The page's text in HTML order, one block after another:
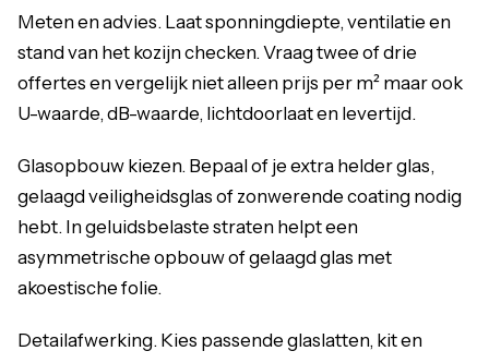
Meten en advies. Laat sponningdiepte, ventilatie en
stand van het kozijn checken. Vraag twee of drie
offertes en vergelijk niet alleen prijs per m² maar ook
U-waarde, dB-waarde, lichtdoorlaat en levertijd.
Glasopbouw kiezen. Bepaal of je extra helder glas,
gelaagd veiligheidsglas of zonwerende coating nodig
hebt. In geluidsbelaste straten helpt een
asymmetrische opbouw of gelaagd glas met
akoestische folie.
Detailafwerking. Kies passende glaslatten, kit en